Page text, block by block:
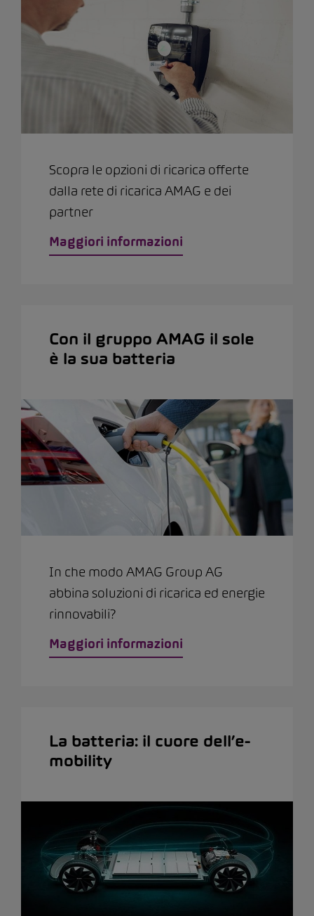
Scopra le opzioni di ricarica offerte
dalla rete di ricarica AMAG e dei
partner
Maggiori informazioni
Con il gruppo AMAG il sole
è la sua batteria
In che modo AMAG Group AG
abbina soluzioni di ricarica ed energie
rinnovabili?
Maggiori informazioni
La batteria: il cuore dell’e-
mobility